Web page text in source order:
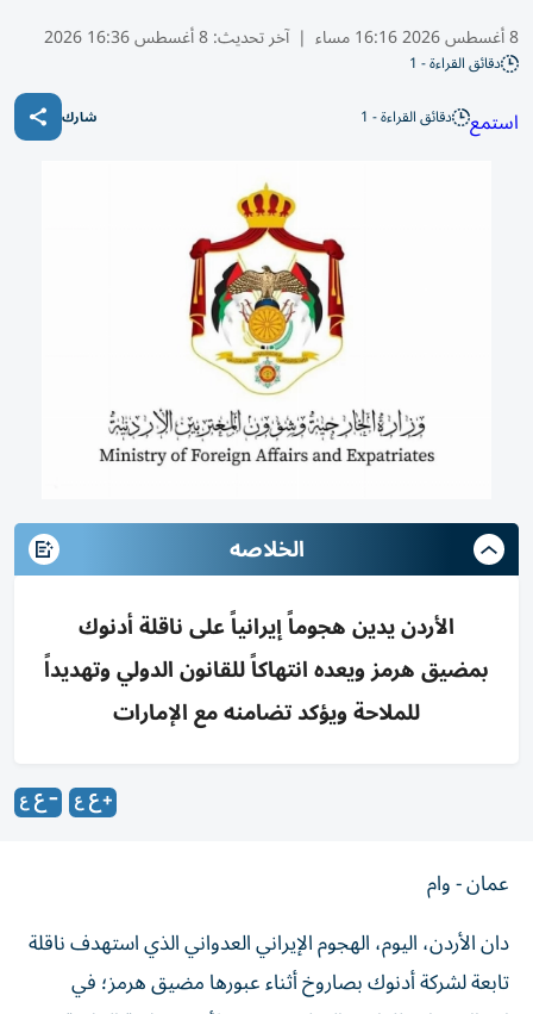
8 أغسطس 2026 16:16 مساء | آخر تحديث:8 أغسطس 16:36 2026
دقائق القراءة - 1
استمع دقائق القراءة - 1 شارك
الخلاصه
الأردن يدين هجوماً إيرانياً على ناقلة أدنوك
بمضيق هرمز ويعده انتهاكاً للقانون الدولي وتهديداً
للملاحة ويؤكد تضامنه مع الإمارات
عمان - وام
دان الأردن، اليوم، الهجوم الإيراني العدواني الذي استهدف ناقلة
تابعة لشركة أدنوك بصاروخ أثناء عبورها مضيق هرمز؛ في